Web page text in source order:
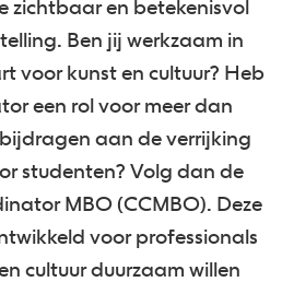
zichtbaar en betekenisvol
Ben jij werkzaam in
voor kunst en cultuur? Heb
een rol voor meer dan
aan de verrijking
studenten? Volg dan de
MBO (CCMBO). Deze
voor professionals
cultuur duurzaam willen